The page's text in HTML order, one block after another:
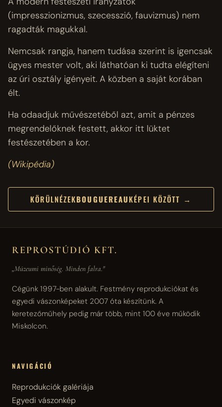
(impresszionizmus, szecesszió, fauvizmus) nem
ragadták magukkal.
Nemcsak rangja, hanem tudása szerint is igencsak
ügyes mester volt, aki láthatóan ki tudta elégíteni
az úri osztály igényeit. A közben a saját korában
élt.
Ha odaadjuk művészetéből azt, amit a pénzes
megrendelőknek festett, akkor itt lüktet
festészetében a kor.
(Wikipédia)
KÖRÜLNÉZEKBOUGUEREAUKÉPEI KÖZÖTT →
REPROSTÚDIÓ KFT.
„Múzeumi minőség. Minden falra."
Cégünk 1997-ben alakult. Festmény reprodukciókat és
egyedi vászonképeket 2007 óta készítünk. A
keretezőműhely pedig már több, mint 100 éve működik
Miskolcon.
NAVIGÁCIÓ
Reprodukciók galériája
Egyedi vászonkép